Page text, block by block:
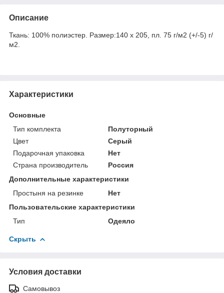
Описание
Ткань: 100% полиэстер. Размер:140 х 205, пл. 75 г/м2 (+/-5) г/
м2.
Характеристики
Основные
Тип комплекта
Полуторный
Цвет
Серый
Подарочная упаковка
Нет
Страна производитель
Россия
Дополнительные характеристики
Простыня на резинке
Нет
Пользовательские характеристики
Тип
Одеяло
Скрыть
Условия доставки
Самовывоз